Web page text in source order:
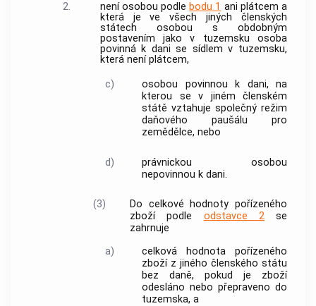
2.
není osobou podle bodu 1 ani plátcem a
která je ve všechjiných členských
státech osobou s obdobným
postavením jako v tuzemsku osoba
povinná k dani se sídlem v tuzemsku,
která není plátcem,
c)
osobou povinnou k dani, na
kterou se v jiném členském
státě vztahuje společný režim
daňového paušálu pro
zemědělce, nebo
d)
právnickou osobou
nepovinnou k dani.
(3)
Do celkové hodnoty pořízeného
zbožípodle odstavce 2se
zahrnuje
a)
celková hodnota pořízeného
zbožízjiného členského státu
bez daně, pokud je zboží
odesláno nebo přepraveno do
tuzemska, a